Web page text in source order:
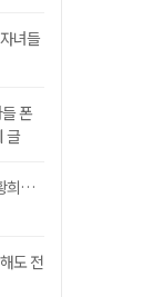
녀들
폰
글
희…
도 전